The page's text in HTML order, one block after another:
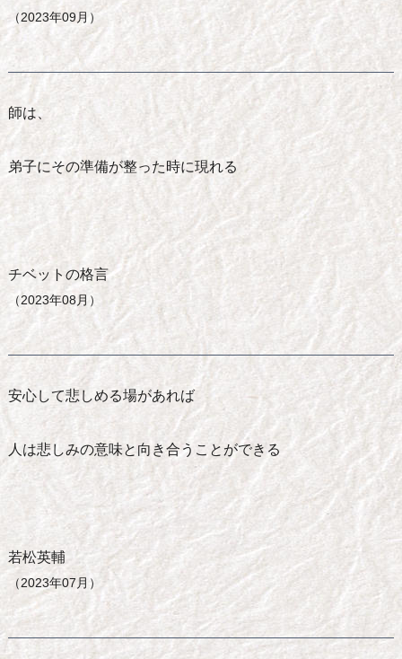
（2023年09月）
師は、
弟子にその準備が整った時に現れる
チベットの格言
（2023年08月）
安心して悲しめる場があれば
人は悲しみの意味と向き合うことができる
若松英輔
（2023年07月）